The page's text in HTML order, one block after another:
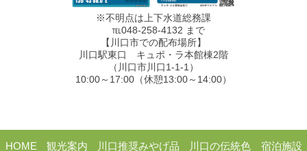
※不明点は上下水道総務課
℡048-258-4132 まで
【川口市での配布場所】
川口駅東口 キュポ・ラ本館棟2階
（川口市川口1-1-1）
10:00～17:00（休憩13:00～14:00）
HOME 観光案内 川口推奨みやげ品 川口の伝統色 宿泊施設